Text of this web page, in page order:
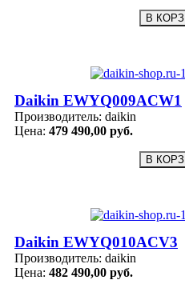
Daikin EWYQ009ACW1
Производитель: daikin
Цена: 479 490,00 руб.
Daikin EWYQ010ACV3
Производитель: daikin
Цена: 482 490,00 руб.